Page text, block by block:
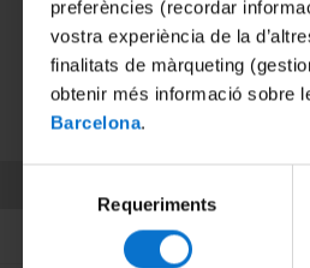
preferències (recordar
vostra experiència de la
finalitats de màrqueting
obtenir més informació sobre
Barcelona.
consentiment
Requeriments